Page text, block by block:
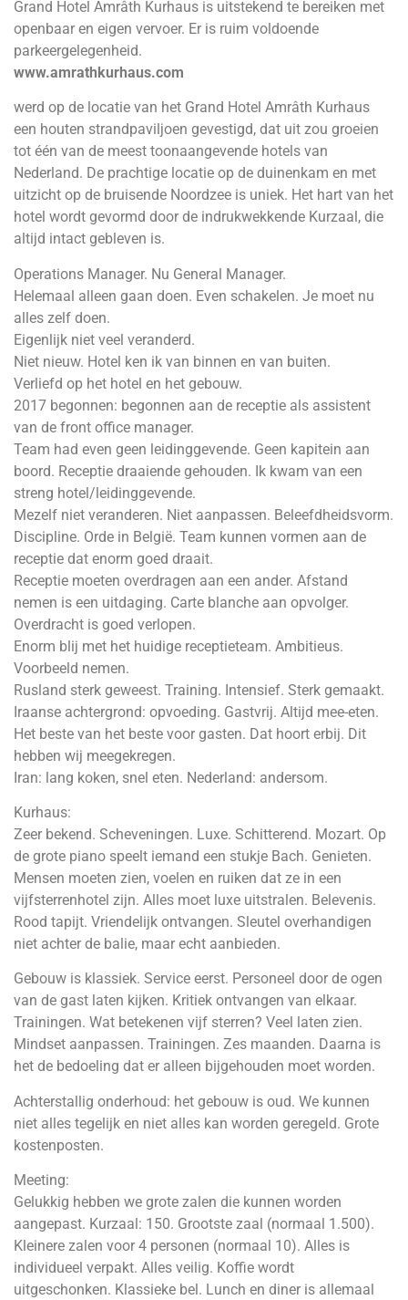
Grand Hotel Amrâth Kurhaus is uitstekend te bereiken met
openbaar en eigen vervoer. Er is ruim voldoende
parkeergelegenheid.
www.amrathkurhaus.com
werd op de locatie van het Grand Hotel Amrâth Kurhaus
een houten strandpaviljoen gevestigd, dat uit zou groeien
tot één van de meest toonaangevende hotels van
Nederland. De prachtige locatie op de duinenkam en met
uitzicht op de bruisende Noordzee is uniek. Het hart van het
hotel wordt gevormd door de indrukwekkende Kurzaal, die
altijd intact gebleven is.
Operations Manager. Nu General Manager.
Helemaal alleen gaan doen. Even schakelen. Je moet nu
alles zelf doen.
Eigenlijk niet veel veranderd.
Niet nieuw. Hotel ken ik van binnen en van buiten.
Verliefd op het hotel en het gebouw.
2017 begonnen: begonnen aan de receptie als assistent
van de front office manager.
Team had even geen leidinggevende. Geen kapitein aan
boord. Receptie draaiende gehouden. Ik kwam van een
streng hotel/leidinggevende.
Mezelf niet veranderen. Niet aanpassen. Beleefdheidsvorm.
Discipline. Orde in België. Team kunnen vormen aan de
receptie dat enorm goed draait.
Receptie moeten overdragen aan een ander. Afstand
nemen is een uitdaging. Carte blanche aan opvolger.
Overdracht is goed verlopen.
Enorm blij met het huidige receptieteam. Ambitieus.
Voorbeeld nemen.
Rusland sterk geweest. Training. Intensief. Sterk gemaakt.
Iraanse achtergrond: opvoeding. Gastvrij. Altijd mee-eten.
Het beste van het beste voor gasten. Dat hoort erbij. Dit
hebben wij meegekregen.
Iran: lang koken, snel eten. Nederland: andersom.
Kurhaus:
Zeer bekend. Scheveningen. Luxe. Schitterend. Mozart. Op
de grote piano speelt iemand een stukje Bach. Genieten.
Mensen moeten zien, voelen en ruiken dat ze in een
vijfsterrenhotel zijn. Alles moet luxe uitstralen. Belevenis.
Rood tapijt. Vriendelijk ontvangen. Sleutel overhandigen
niet achter de balie, maar echt aanbieden.
Gebouw is klassiek. Service eerst. Personeel door de ogen
van de gast laten kijken. Kritiek ontvangen van elkaar.
Trainingen. Wat betekenen vijf sterren? Veel laten zien.
Mindset aanpassen. Trainingen. Zes maanden. Daarna is
het de bedoeling dat er alleen bijgehouden moet worden.
Achterstallig onderhoud: het gebouw is oud. We kunnen
niet alles tegelijk en niet alles kan worden geregeld. Grote
kostenposten.
Meeting:
Gelukkig hebben we grote zalen die kunnen worden
aangepast. Kurzaal: 150. Grootste zaal (normaal 1.500).
Kleinere zalen voor 4 personen (normaal 10). Alles is
individueel verpakt. Alles veilig. Koffie wordt
uitgeschonken. Klassieke bel. Lunch en diner is allemaal